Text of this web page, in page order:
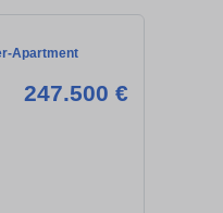
247.500 €